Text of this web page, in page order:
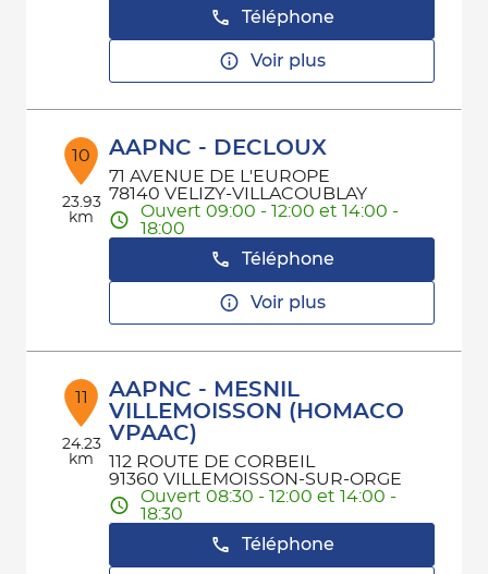
Téléphone
Voir plus
10
23.93
km
AAPNC - DECLOUX
71 AVENUE DE L'EUROPE
78140 VELIZY-VILLACOUBLAY
Ouvert 09:00 - 12:00 et 14:00 -
18:00
Téléphone
Voir plus
11
24.23
km
AAPNC - MESNIL
VILLEMOISSON (HOMACO
VPAAC)
112 ROUTE DE CORBEIL
91360 VILLEMOISSON-SUR-ORGE
Ouvert 08:30 - 12:00 et 14:00 -
18:30
Téléphone